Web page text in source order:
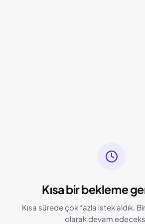
Kısa bir bekleme
Kısa sürede çok fazla istek aldık.
olarak devam